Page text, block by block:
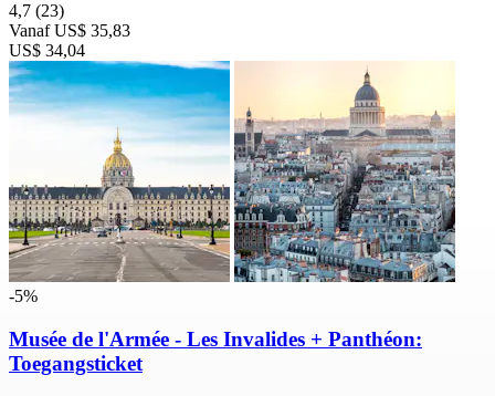
4,7 (23)
Vanaf US$ 35,83
US$ 34,04
-5%
Musée de l'Armée - Les Invalides + Panthéon:
Toegangsticket